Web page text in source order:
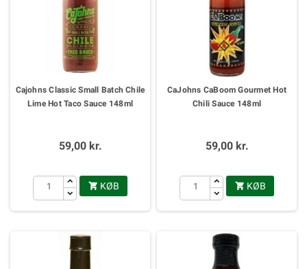
Cajohns Classic Small Batch Chile
Lime Hot Taco Sauce 148ml
59,00 kr.
 KØB
CaJohns CaBoom Gourmet Hot
Chili Sauce 148ml
59,00 kr.
 KØB